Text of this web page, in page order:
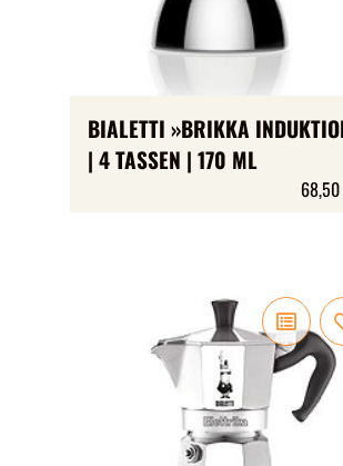
BIALETTI »BRIKKA
| 4 TASSEN | 170 ML